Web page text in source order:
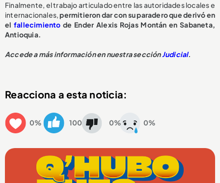
Finalmente, el trabajo articulado entre las autoridades locales e
internacionales,permitieron dar con su paradero que derivó en
elfallecimiento de Ender Alexis Rojas Montán en Sabaneta,
Antioquia.
Accede a más información en nuestra secciónJudicial.
Reacciona a esta noticia:
0% 100 0% 0%